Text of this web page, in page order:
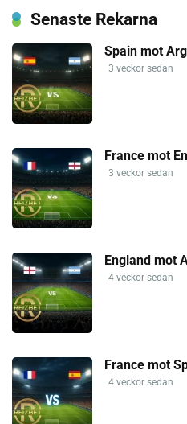
Senaste Rekarna
Spain mot
3 veckor sedan
France mot
3 veckor sedan
England mot
4 veckor sedan
France mot
4 veckor sedan